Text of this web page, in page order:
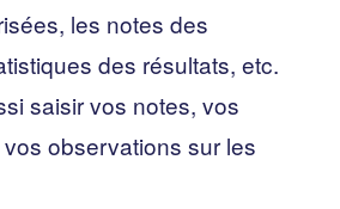
les notes des
des résultats, etc.
saisir vos notes, vos
observations sur les